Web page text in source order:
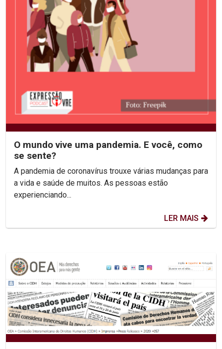
O mundo vive uma pandemia. E você, como
se sente?
A pandemia de coronavírus trouxe várias mudanças para
a vida e saúde de muitos. As pessoas estão
experienciando...
LER MAIS